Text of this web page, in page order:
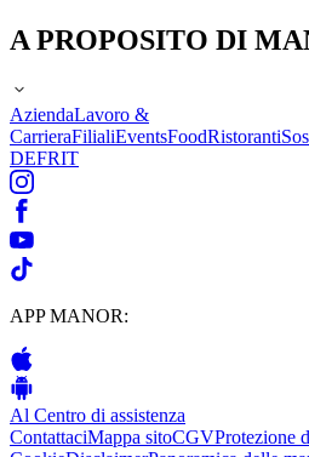
A PROPOSITO DI
AziendaLavoro &
CarrieraFilialiEventsFoodRistoranti
DEFRIT
APP MANOR:
Al Centro di assistenza
ContattaciMappa sitoCGVProtezione